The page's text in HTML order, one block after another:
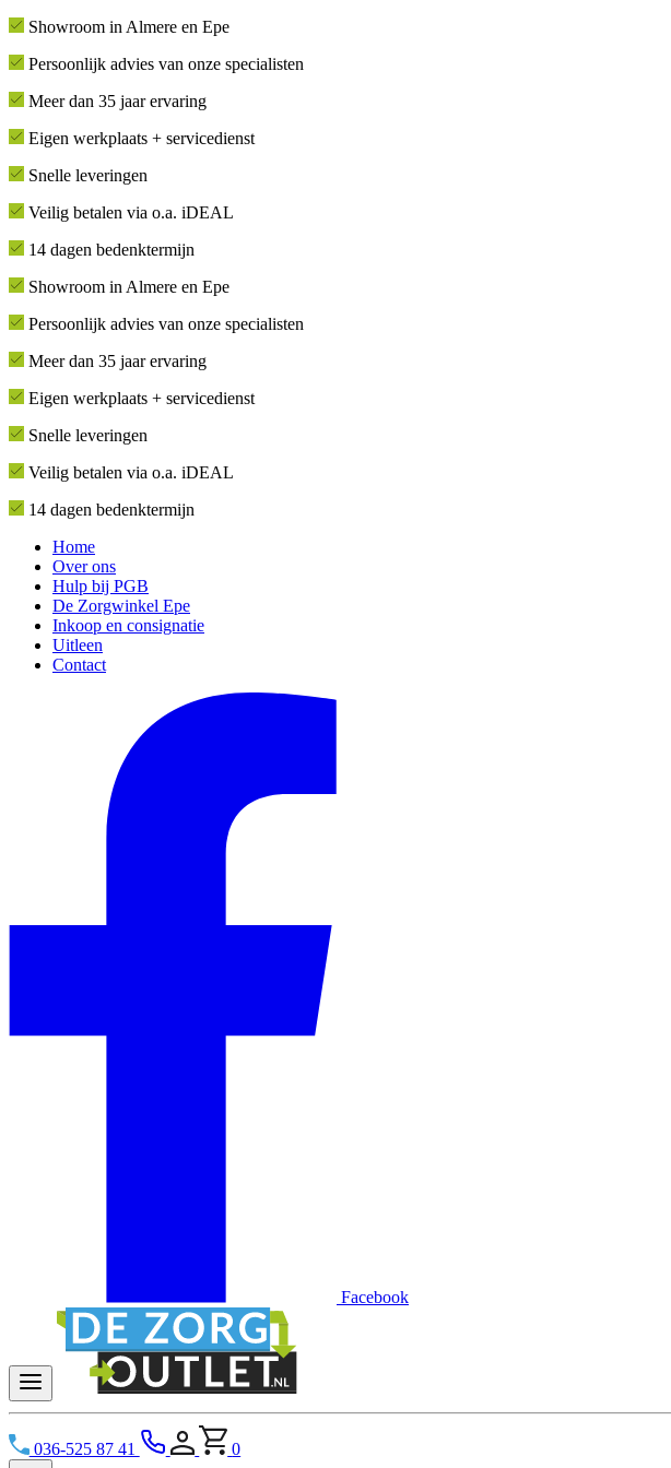
Showroom in Almere en Epe
Persoonlijk advies van onze specialisten
Meer dan 35 jaar ervaring
Eigen werkplaats + servicedienst
Snelle leveringen
Veilig betalen via o.a. iDEAL
14 dagen bedenktermijn
Showroom in Almere en Epe
Persoonlijk advies van onze specialisten
Meer dan 35 jaar ervaring
Eigen werkplaats + servicedienst
Snelle leveringen
Veilig betalen via o.a. iDEAL
14 dagen bedenktermijn
Home
Over ons
Hulp bij PGB
De Zorgwinkel Epe
Inkoop en consignatie
Uitleen
Contact
Facebook
036-525 87 41 0